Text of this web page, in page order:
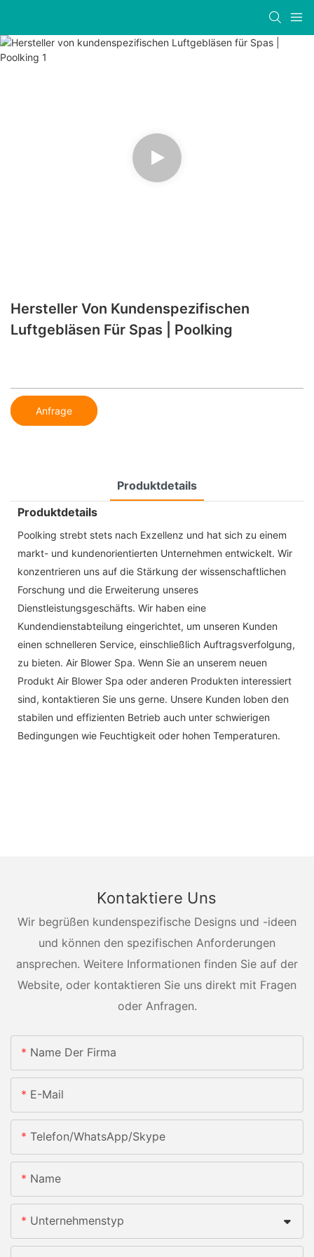
Hersteller Von Kundenspezifischen
Luftgebläsen Für Spas | Poolking
Anfrage
Produktdetails
Produktdetails
Poolking strebt stets nach Exzellenz und hat sich zu einem
markt- und kundenorientierten Unternehmen entwickelt. Wir
konzentrieren uns auf die Stärkung der wissenschaftlichen
Forschung und die Erweiterung unseres
Dienstleistungsgeschäfts. Wir haben eine
Kundendienstabteilung eingerichtet, um unseren Kunden
einen schnelleren Service, einschließlich Auftragsverfolgung,
zu bieten. Air Blower Spa. Wenn Sie an unserem neuen
Produkt Air Blower Spa oder anderen Produkten interessiert
sind, kontaktieren Sie uns gerne. Unsere Kunden loben den
stabilen und effizienten Betrieb auch unter schwierigen
Bedingungen wie Feuchtigkeit oder hohen Temperaturen.
Kontaktiere Uns
Wir begrüßen kundenspezifische Designs und -ideen
und können den spezifischen Anforderungen
ansprechen. Weitere Informationen finden Sie auf der
Website, oder kontaktieren Sie uns direkt mit Fragen
oder Anfragen.
Name Der Firma
E-Mail
Telefon/WhatsApp/Skype
Name
Unternehmenstyp